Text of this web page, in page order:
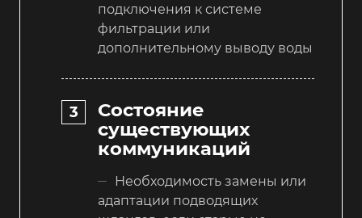
подключения к системе
фильтрации или
дополнительному выводу воды
Состояние
существующих
коммуникаций
Необходимость замены или
адаптации подводящих